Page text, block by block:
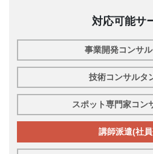
対応可能サ
事業開発コンサ
技術コンサルタ
スポット専門家コン
講師派遣(社